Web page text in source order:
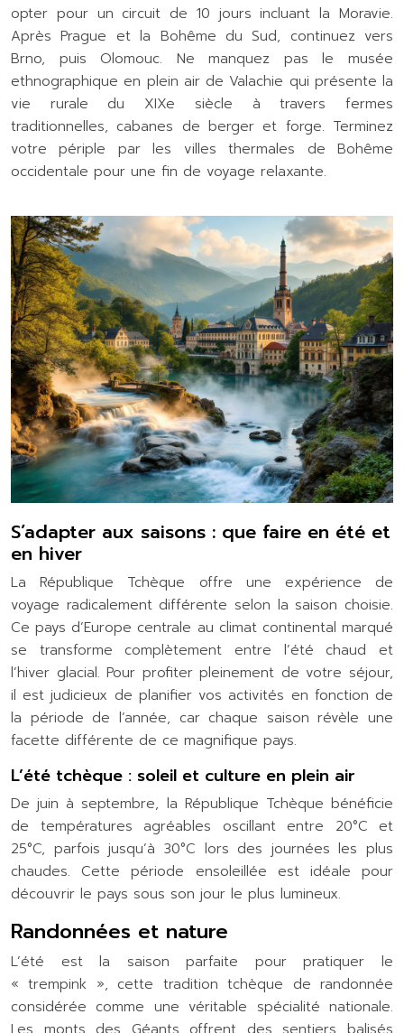
opter pour un circuit de 10 jours incluant la Moravie.
Après Prague et la Bohême du Sud, continuez vers
Brno, puis Olomouc. Ne manquez pas le musée
ethnographique en plein air de Valachie qui présente la
vie rurale du XIXe siècle à travers fermes
traditionnelles, cabanes de berger et forge. Terminez
votre périple par les villes thermales de Bohême
occidentale pour une fin de voyage relaxante.
S’adapter aux saisons : que faire en été et
en hiver
La République Tchèque offre une expérience de
voyage radicalement différente selon la saison choisie.
Ce pays d’Europe centrale au climat continental marqué
se transforme complètement entre l’été chaud et
l’hiver glacial. Pour profiter pleinement de votre séjour,
il est judicieux de planifier vos activités en fonction de
la période de l’année, car chaque saison révèle une
facette différente de ce magnifique pays.
L’été tchèque : soleil et culture en plein air
De juin à septembre, la République Tchèque bénéficie
de températures agréables oscillant entre 20°C et
25°C, parfois jusqu’à 30°C lors des journées les plus
chaudes. Cette période ensoleillée est idéale pour
découvrir le pays sous son jour le plus lumineux.
Randonnées et nature
L’été est la saison parfaite pour pratiquer le
« trempink », cette tradition tchèque de randonnée
considérée comme une véritable spécialité nationale.